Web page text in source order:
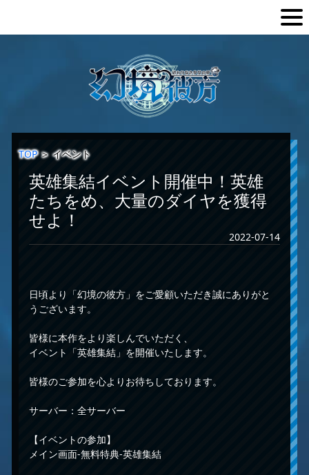
TOP＞イベント
英雄集結イベント開催中！英雄
たちをめ、大量のダイヤを獲得
せよ！
2022-07-14
日頃より「幻境の彼方」をご愛顧いただき誠にありがと
うございます。
皆様に本作をより楽しんでいただく、
イベント「英雄集結」を開催いたします。
皆様のご参加を心よりお待ちしております。
サーバー：全サーバー
【イベントの参加】
メイン画面-無料特典-英雄集結